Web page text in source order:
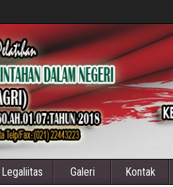
Legaliitas Galeri Kontak